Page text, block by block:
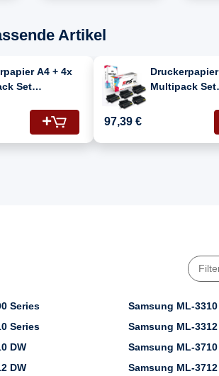
Artikel
A4 + 4x
Set
SCX 5737 FWD
205L) Toner
Multipack Set
Samsung
(MLT-D205L/
Schwarz
97,39 €
Series Samsung ML-3310
Series
Samsung ML-3312
DW
Samsung ML-3710
DW
Samsung ML-3712